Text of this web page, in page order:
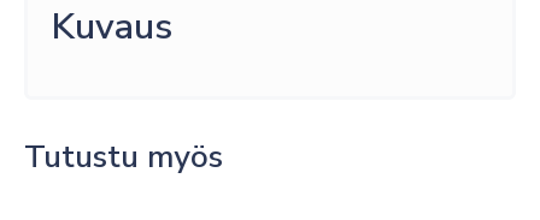
Kuvaus
Tutustu myös